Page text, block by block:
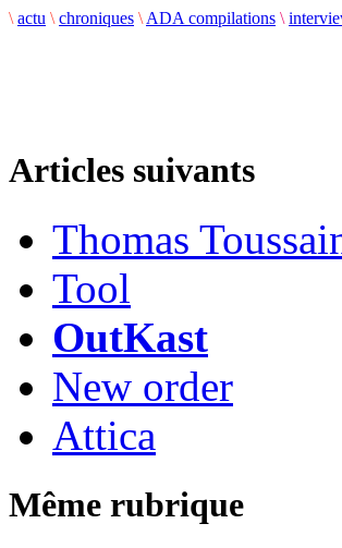
\ actu \ chroniques \ ADA compilations \
Articles suivants
Thomas
Tool
OutKast
New order
Attica
Même rubrique